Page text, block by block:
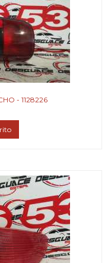
- 1128226